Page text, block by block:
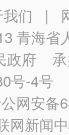
们 |
青海省
政府 承
号-4号
网安备
网新闻